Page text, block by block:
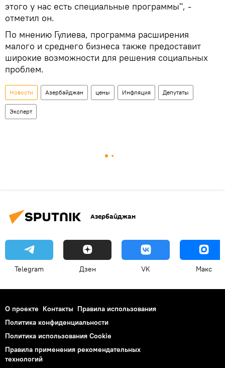
этого у нас есть специальные программы", -
отметил он.
По мнению Гулиева, программа расширения
малого и среднего бизнеса также предоставит
широкие возможности для решения социальных
проблем.
Новости Азербайджан цены Инфляция Депутаты
Эксперт
Азербайджан
Telegram Дзен VK Макс
О проекте Контакты Правила использования
Политика конфиденциальности
Политика использования Cookie
Правила применения рекомендательных
технологий